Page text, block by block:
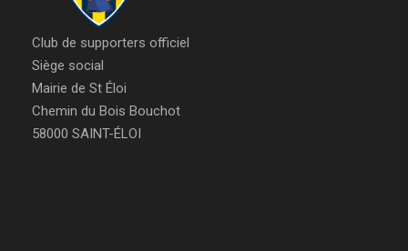
Club de supporters officiel
Siège social
Mairie de St Éloi
Chemin du Bois Bouchot
58000 SAINT-ÉLOI